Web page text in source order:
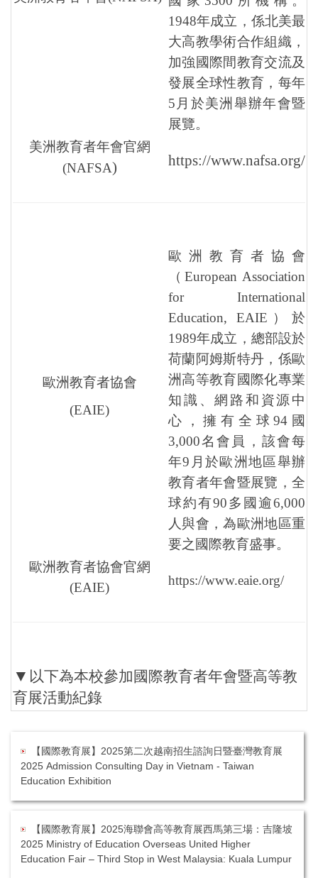
1948年成立，係北美最
大高教學術合作組織，
加強國際間教育交流及
發展全球性教育，每年
5月於美洲舉辦年會暨
展覽。
美洲教育者年會官網
(NAFSA) https://www.nafsa.org/
歐洲教育者協會
(EAIE)
歐洲教育者協會
（European Association
for International
Education, EAIE）於
1989年成立，總部設於
荷蘭阿姆斯特丹，係歐
洲高等教育國際化專業
知識、網路和資源中
心，擁有全球94國
3,000名會員，該會每
年9月於歐洲地區舉辦
教育者年會暨展覽，全
球約有90多國逾6,000
人與會，為歐洲地區重
要之國際教育盛事。
歐洲教育者協會官網
(EAIE)
https://www.eaie.org/
▼ 以下為本校參加國際教育者年會暨高等教
育展活動紀錄
【國際教育展】2025第二次越南招生諮詢日暨臺灣教育展
2025 Admission Consulting Day in Vietnam - Taiwan
Education Exhibition
【國際教育展】2025海聯會高等教育展西馬第三場：吉隆坡
2025 Ministry of Education Overseas United Higher
Education Fair – Third Stop in West Malaysia: Kuala Lumpur